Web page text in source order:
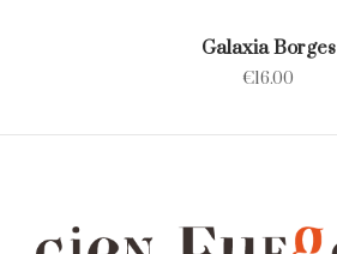
Galaxia Borges
€16.00